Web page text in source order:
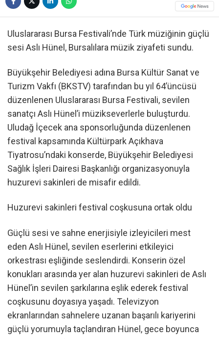
Uluslararası Bursa Festivali’nde Türk müziğinin güçlü
sesi Aslı Hünel, Bursalılara müzik ziyafeti sundu.
Büyükşehir Belediyesi adına Bursa Kültür Sanat ve
Turizm Vakfı (BKSTV) tarafından bu yıl 64’üncüsü
düzenlenen Uluslararası Bursa Festivali, sevilen
sanatçı Aslı Hünel’i müzikseverlerle buluşturdu.
Uludağ İçecek ana sponsorluğunda düzenlenen
festival kapsamında Kültürpark Açıkhava
Tiyatrosu’ndaki konserde, Büyükşehir Belediyesi
Sağlık İşleri Dairesi Başkanlığı organizasyonuyla
huzurevi sakinleri de misafir edildi.
Huzurevi sakinleri festival coşkusuna ortak oldu
Güçlü sesi ve sahne enerjisiyle izleyicileri mest
eden Aslı Hünel, sevilen eserlerini etkileyici
orkestrası eşliğinde seslendirdi. Konserin özel
konukları arasında yer alan huzurevi sakinleri de Aslı
Hünel’in sevilen şarkılarına eşlik ederek festival
coşkusunu doyasıya yaşadı. Televizyon
ekranlarından sahnelere uzanan başarılı kariyerini
güçlü yorumuyla taçlandıran Hünel, gece boyunca